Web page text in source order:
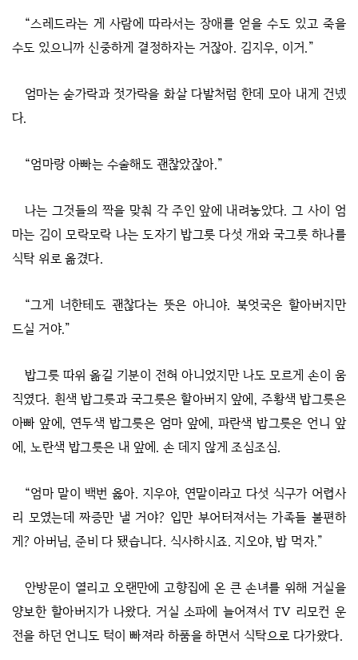
“스레드라는 게 사람에 따라서는 장애를 얻을 수도 있고 죽을
수도 있으니까 신중하게 결정하자는 거잖아. 김지우, 이거.”
엄마는 숟가락과 젓가락을 화살 다발처럼 한데 모아 내게 건넸
다.
“엄마랑 아빠는 수술해도 괜찮았잖아.”
나는 그것들의 짝을 맞춰 각 주인 앞에 내려놓았다. 그 사이 엄
마는 김이 모락모락 나는 도자기 밥그릇 다섯 개와 국그릇 하나를
식탁 위로 옮겼다.
“그게 너한테도 괜찮다는 뜻은 아니야. 북엇국은 할아버지만
드실 거야.”
밥그릇 따위 옮길 기분이 전혀 아니었지만 나도 모르게 손이 움
직였다. 흰색 밥그릇과 국그릇은 할아버지 앞에, 주황색 밥그릇은
아빠 앞에, 연두색 밥그릇은 엄마 앞에, 파란색 밥그릇은 언니 앞
에, 노란색 밥그릇은 내 앞에. 손 데지 않게 조심조심.
“엄마 말이 백번 옳아. 지우야, 연말이라고 다섯 식구가 어렵사
리 모였는데 짜증만 낼 거야? 입만 부어터져서는 가족들 불편하
게? 아버님, 준비 다 됐습니다. 식사하시죠. 지오야, 밥 먹자.”
안방문이 열리고 오랜만에 고향집에 온 큰 손녀를 위해 거실을
양보한 할아버지가 나왔다. 거실 소파에 늘어져서 TV 리모컨 운
전을 하던 언니도 턱이 빠져라 하품을 하면서 식탁으로 다가왔다.